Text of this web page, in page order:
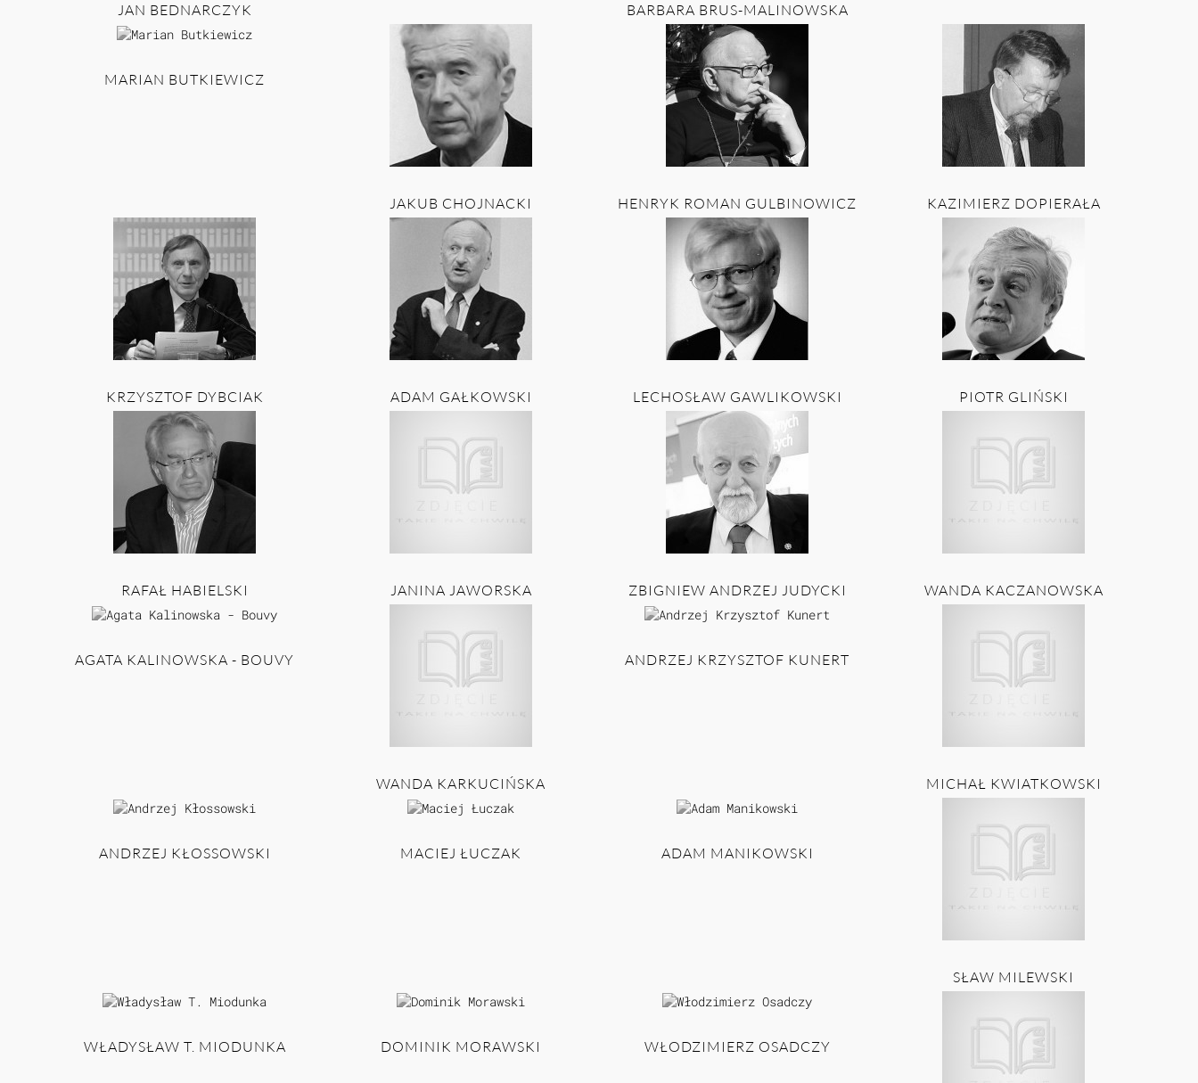
JAN BEDNARCZYK BARBARA BRUS-MALINOWSKA
MARIAN BUTKIEWICZ
JAKUB CHOJNACKI HENRYK ROMAN GULBINOWICZ KAZIMIERZ DOPIERAŁA
KRZYSZTOF DYBCIAK ADAM GAŁKOWSKI LECHOSŁAW GAWLIKOWSKI PIOTR GLIŃSKI
RAFAŁ HABIELSKI JANINA JAWORSKA ZBIGNIEW ANDRZEJ JUDYCKI WANDA KACZANOWSKA
AGATA KALINOWSKA - BOUVY
WANDA KARKUCIŃSKA
ANDRZEJ KRZYSZTOF KUNERT
MICHAŁ KWIATKOWSKI
ANDRZEJ KŁOSSOWSKI MACIEJ ŁUCZAK ADAM MANIKOWSKI
SŁAW MILEWSKI
WŁADYSŁAW T. MIODUNKA DOMINIK MORAWSKI WŁODZIMIERZ OSADCZY